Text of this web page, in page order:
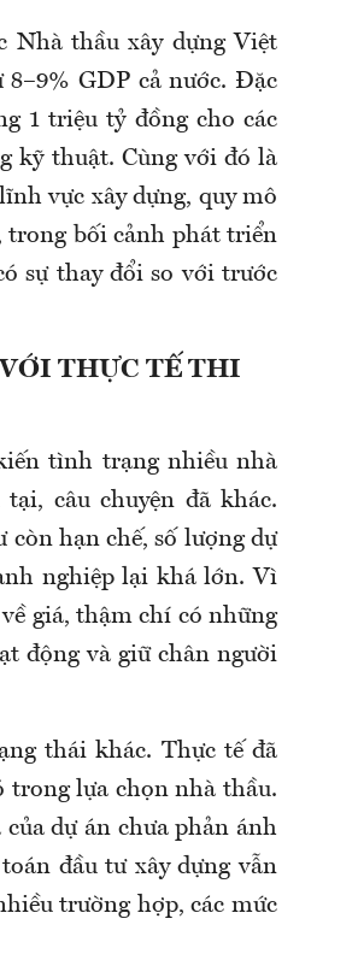
Nhà thầu xây dựng Việt
8–9% GDP cả nước. Đặc
1 triệu tỷ đồng cho các
kỹ thuật. Cùng với đó là
vực xây dựng, quy mô
trong bối cảnh phát triển
sự thay đổi so với trước
THỰC TẾ THI
tình trạng nhiều nhà
câu chuyện đã khác.
còn hạn chế, số lượng dự
nghiệp lại khá lớn. Vì
giá, thậm chí có những
động và giữ chân người
thái khác. Thực tế đã
trong lựa chọn nhà thầu.
dự án chưa phản ánh
đầu tư xây dựng vẫn
trường hợp, các mức